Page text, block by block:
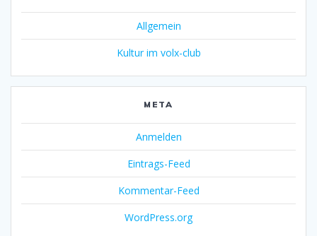
Allgemein
Kultur im volx-club
META
Anmelden
Eintrags-Feed
Kommentar-Feed
WordPress.org